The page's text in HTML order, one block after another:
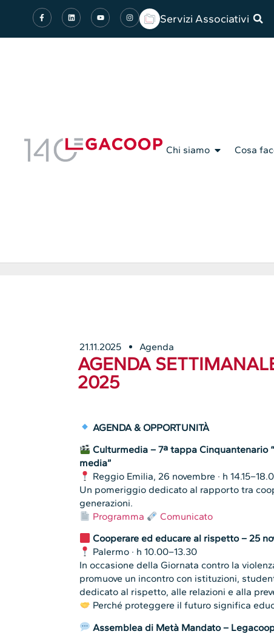
Servizi Associativi
Chi siamo Cosa
21.11.2025 Agenda
AGENDA
2025
AGENDA & OPPORTUNITÀ
Culturmedia – 7ª tappa Cinquantenario
media”
Reggio Emilia, 26 novembre · h
Un pomeriggio dedicato al rapporto tra
generazioni.
Programma
Comunicato
Cooperare ed educare al rispetto – 25
Palermo · h 10.00–13.30
In occasione della Giornata contro la
promuove un incontro con istituzioni,
dedicato al rispetto, alle relazioni e alla
Perché proteggere il futuro significa
Assemblea di Metà Mandato –